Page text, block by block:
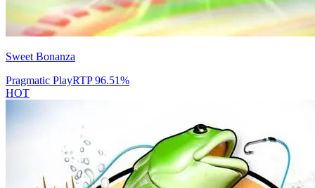
Sweet Bonanza
Pragmatic PlayRTP96.51%
HOT